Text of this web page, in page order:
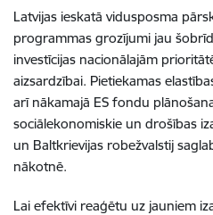
Latvijas ieskatā vidusposma
programmas grozījumi jau
investīcijas nacionālajām
aizsardzībai. Pietiekamas
arī nākamajā ES fondu
sociālekonomiskie un drošības
un Baltkrievijas robežvalstij
nākotnē.
Lai efektīvi reaģētu uz jauniem